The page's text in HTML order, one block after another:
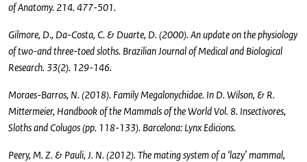
of Anatomy. 214. 477-501.
Gilmore, D., Da-Costa, C. & Duarte, D. (2000). An update on the physiology
of two-and three-toed sloths. Brazilian Journal of Medical and Biological
Research. 33(2). 129-146.
Moraes-Barros, N. (2018). Family Megalonychidae. In D. Wilson, & R.
Mittermeier, Handbook of the Mammals of the World Vol. 8. Insectivores,
Sloths and Colugos (pp. 118-133). Barcelona: Lynx Edicions.
Peery, M. Z. & Pauli, J. N. (2012). The mating system of a ‘lazy’ mammal,